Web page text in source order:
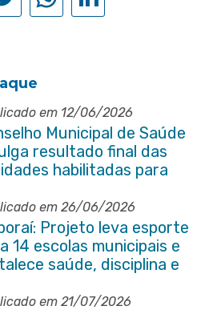
em 12/06/2026
Municipal de Saúde
resultado final das
habilitadas para
do quadriênio 2026-
em 26/06/2026
Projeto leva esporte
14 escolas municipais e
saúde, disciplina e
em 21/07/2026